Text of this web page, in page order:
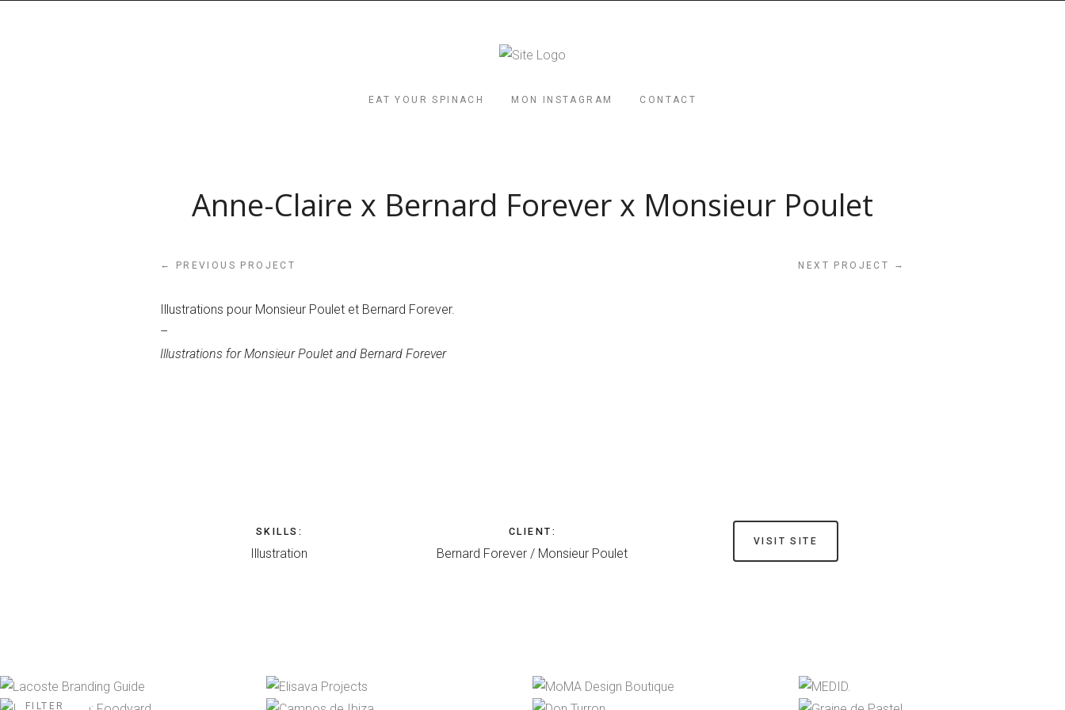
EAT YOUR SPINACH MON INSTAGRAM CONTACT
Anne-Claire x Bernard Forever x Monsieur Poulet
← PREVIOUS PROJECT NEXT PROJECT →
Illustrations pour Monsieur Poulet et Bernard Forever.
–
Illustrations for Monsieur Poulet and Bernard Forever
SKILLS :
Illustration
CLIENT :
Bernard Forever / Monsieur Poulet
VISIT SITE
FILTER